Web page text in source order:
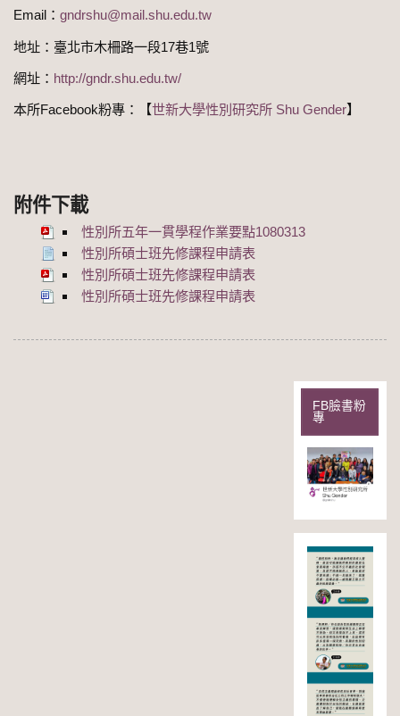
Email：gndrshu@mail.shu.edu.tw
地址：臺北市木柵路一段17巷1號
網址： http://gndr.shu.edu.tw/
本所Facebook粉專：【世新大學性別研究所 Shu Gender】
附件下載
性別所五年一貫學程作業要點1080313
性別所碩士班先修課程申請表
性別所碩士班先修課程申請表
性別所碩士班先修課程申請表
FB臉書粉
專